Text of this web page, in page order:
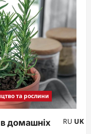
та рослини
домашніх
RU UK